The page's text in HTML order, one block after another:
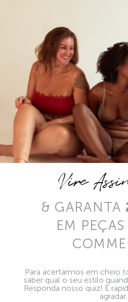
Vire
& GARANTA
EM
Para acertarmos em cheio
saber qual o seu estilo
Responda nosso quiz! É
agradar.